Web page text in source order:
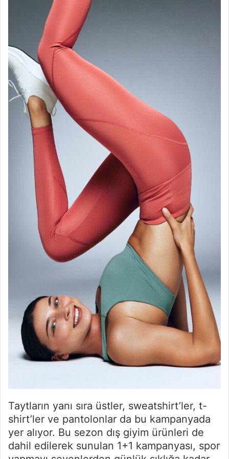
Taytların yanı sıra üstler, sweatshirt’ler, t-
shirt’ler ve pantolonlar da bu kampanyada
yer alıyor. Bu sezon dış giyim ürünleri de
dahil edilerek sunulan 1+1 kampanyası, spor